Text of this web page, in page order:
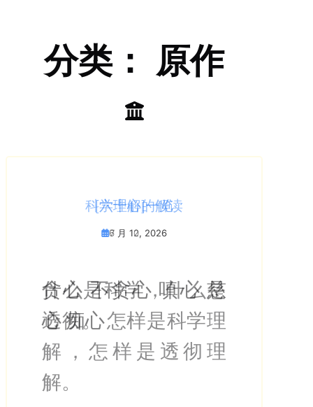
分类： 原作
科学理解的解读
7 月 10, 2026
什么是科学，什么是
透彻。 怎样是科学理
解，怎样是透彻理
解。
[六十心]一览
6 月 12, 2026
贪心 不贪心 嗔心 慈
心 痴心
萨嘎月
5 月 17, 2026
自今日起，在本院闻
思修空间的经教组的
六十心空间⇱开始
《每日一经》第三十
如何阅习《每日一经》
5 月 9, 2026
人人都能有收获的简
明指导。
每日一经③⓪
5 月 7, 2026
若一生度此三妄执。
则一生成佛。...。 唯
有此一门。诱进群迷
出于火宅。是处无复
每日一经⓶⓽
5 月 6, 2026
问曰。前说自在天等
皆是邪计。今复云归
依此等是世间胜心。
与前有何异耶。...心
每日一经⓶⓼
5 月 5, 2026
以善修瑜伽故。现觉
此法。而为世间之。
唯此是究竟道。更无
余道。
每日一经⓶⓻
5 月 4, 2026
至此第四心时。名究
竟一切智地。
每日一经⓶⓺
5 月 3, 2026
如物不自作。若更有
作者。则不名自在。
每日一经⓶⓹
5 月 2, 2026
愚童义如前说。凡夫
者正译应云异生。
每日一经⓶⓸
5 月 1, 2026
谓空是真解脱因。宜
应供养承事。皆应广
说。
每日一经⓶⓷
4 月 30, 2026
此智成就。即是毗卢
遮那心佛现前。故云
正等觉显现。梵本云
三藐三佛陀菩提现
每日一经⓶⓶
4 月 29, 2026
故云。若得此三昧
者。即与诸佛菩萨同
等住。当知行人。则
是位同大觉也。以其
每日一经⓶⓵
4 月 28, 2026
故云。若得此三昧
者。即与诸佛菩萨同
等住。当知行人。则
是位同大觉也。以其
每日一经②⓪
4 月 27, 2026
一切分段中求不可得
者。即是摩诃般若等
中。...若入此门。即
是初入一切如来境
每日一经⓵⓽
4 月 26, 2026
所以者何。性同虚空
即同于心。性同于心
即同菩提。如是秘密
主。心虚空界菩提三
每日一经⓵⓼
4 月 25, 2026
如来应正等觉。非青
非黄。非赤非白。非
红紫非水精色。非长
非短非圆非方。非明
每日一经⓵⓻
4 月 24, 2026
菩提心名为一向志求
一切智智。若一切智
智。即是菩提心者。
此中谁为能求谁为所
每日一经⓵⓺
4 月 23, 2026
今行者观心实相。亦
复如是。出过一切戏
论如净虚空。...菩提
心。即是白净信心义
每日一经⓵⓹
4 月 22, 2026
云何死...。云何不善
心死...。...若行不善业
者.....。造善业者...。...
彼于尔时。颠倒谓造
每日一经⓵⓸
4 月 21, 2026
云何狂...。云何
梦...。.云何觉...。云
何醒...。云何离欲...。
云何离欲退...。云何
每日一经⓵⓷
4 月 20, 2026
...四颠倒。谓于无常
常倒。于苦乐倒。于
不净净倒。于无我我
倒。
每日一经⓵⓶
4 月 19, 2026
云何意地。此亦五相
应知。谓自性故。彼
所依故。彼所缘故。
彼助伴故。彼作业
每日一经⓵⓵
4 月 18, 2026
云何瑜伽师地？
每日一经⓾
4 月 17, 2026
问意言。云何令我
等。逮得如是自觉之
慧。云何得此慧已。
能为无量众生。广演
每日一经⓽
4 月 16, 2026
世尊云何如来应供正
遍知。得一切智智。
乃至如是智慧。以何
为因。云何为根。...
每日一经⓼
4 月 15, 2026
平等法门。则此经之
大意也。 ... 复非无因
缘而得成就。何以
故。内因外缘随有所
每日一经⓻
4 月 14, 2026
此等大众。前后围绕
大日世尊。以无量身
又意供养恭敬。为听
法故。
每日一经⓺
4 月 13, 2026
此四菩萨。即是佛身
四德。
每日一经⓹
4 月 12, 2026
所以云菩萨身者。谓
本行菩萨道时。次第
修行地波罗蜜。乃至
第十一地。当知后
每日一经⓸
4 月 11, 2026
如是智印。唯佛与佛
乃能持之。
每日一经⓷
4 月 10, 2026
二乘虽破三毒。亦不
了了尽。如盛香器余
气故在。又如草木薪
火。以力薄故。灰炭
每日一经⓶
4 月 9, 2026
行者以此三方便。自
净三业。
每日一经⓵
4 月 8, 2026
真言,...,咒